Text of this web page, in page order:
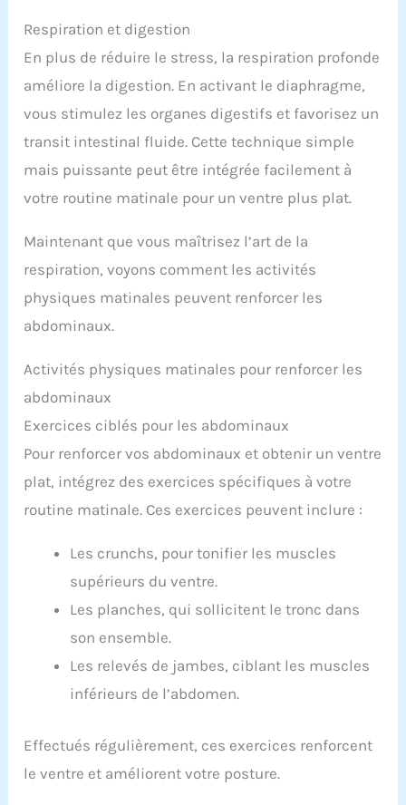
Respiration et digestion
En plus de réduire le stress, la respiration profonde
améliore la digestion. En activant le diaphragme,
vous stimulez les organes digestifs et favorisez un
transit intestinal fluide. Cette technique simple
mais puissante peut être intégrée facilement à
votre routine matinale pour un ventre plus plat.
Maintenant que vous maîtrisez l’art de la
respiration, voyons comment les activités
physiques matinales peuvent renforcer les
abdominaux.
Activités physiques matinales pour renforcer les
abdominaux
Exercices ciblés pour les abdominaux
Pour renforcer vos abdominaux et obtenir un ventre
plat, intégrez des exercices spécifiques à votre
routine matinale. Ces exercices peuvent inclure :
Les crunchs, pour tonifier les muscles
supérieurs du ventre.
Les planches, qui sollicitent le tronc dans
son ensemble.
Les relevés de jambes, ciblant les muscles
inférieurs de l’abdomen.
Effectués régulièrement, ces exercices renforcent
le ventre et améliorent votre posture.